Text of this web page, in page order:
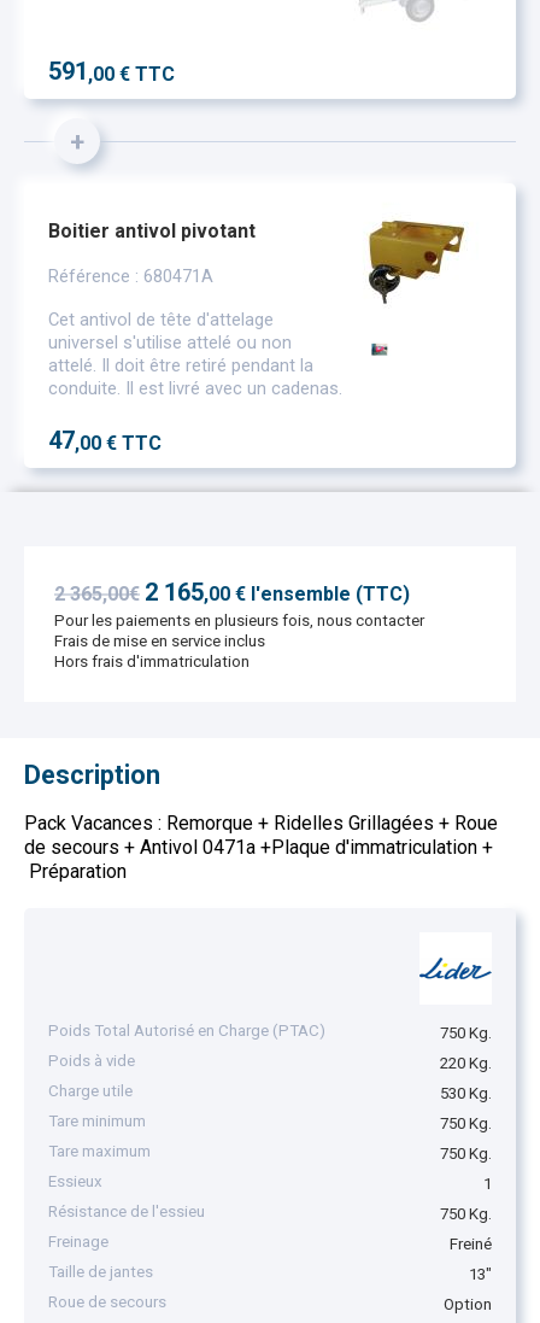
Description
Pack Vacances : Remorque + Ridelles Grillagées + Roue
de secours + Antivol 0471a +Plaque d'immatriculation +
Préparation
Poids Total Autorisé en Charge (PTAC)
750 Kg.
Poids à vide
220 Kg.
Charge utile
530 Kg.
Tare minimum
750 Kg.
Tare maximum
750 Kg.
Essieux
1
Résistance de l'essieu
750 Kg.
Freinage
Freiné
Taille de jantes
13"
Roue de secours
Option
591 ,00 € TTC
+
Boitier antivol pivotant
Référence : 680471A
Cet antivol de tête d'attelage
universel s'utilise attelé ou non
attelé. Il doit être retiré pendant la
conduite. Il est livré avec un cadenas.
47,00 € TTC
2 365,00€ 2 165,00 € l'ensemble (TTC)
Pour les paiements en plusieurs fois, nous contacter
Frais de mise en service inclus
Hors frais d'immatriculation